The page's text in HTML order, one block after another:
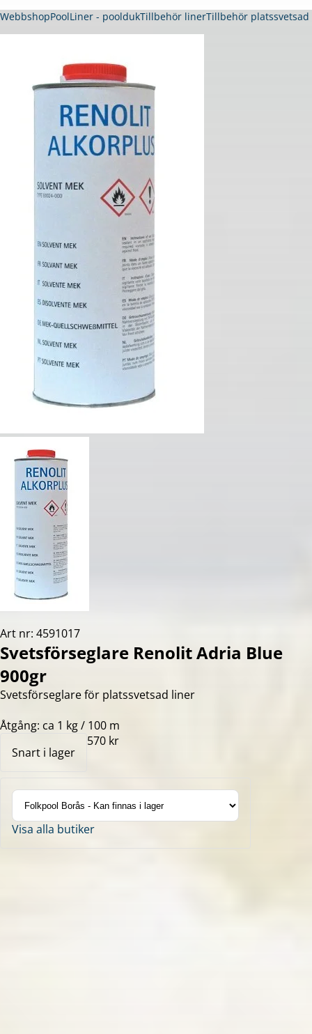
WebbshopPoolLiner - pooldukTillbehör linerTillbehör
Art nr: 4591017
Svetsförseglare Renolit Adria Blue
900gr
Svetsförseglare för platssvetsad liner
Åtgång: ca 1 kg / 100 m
Snart i lager
570 kr
Visa alla butiker